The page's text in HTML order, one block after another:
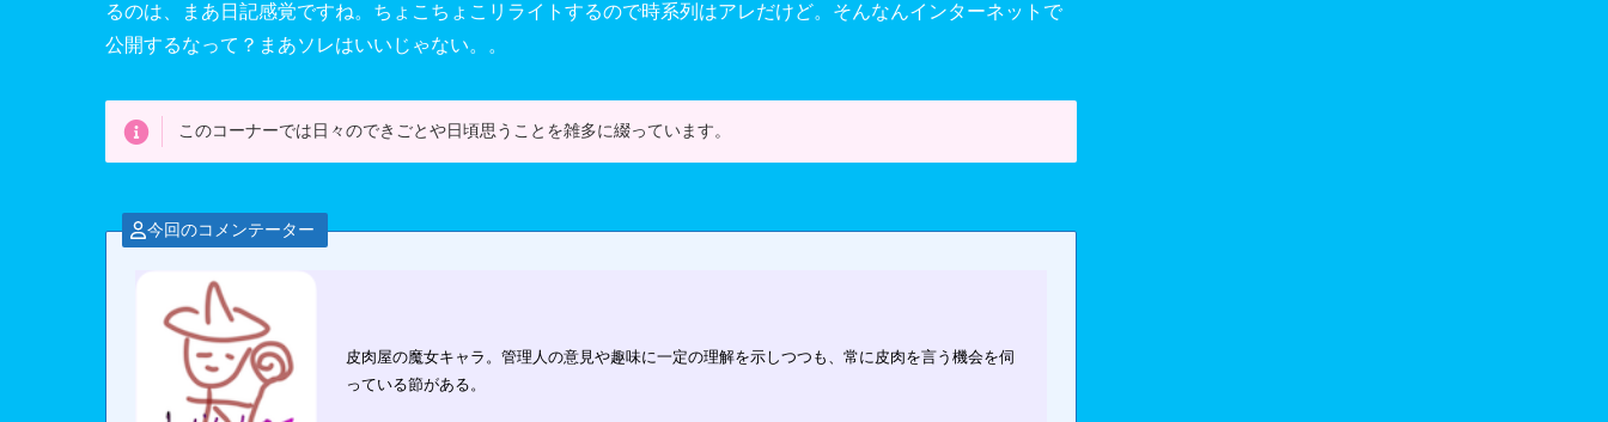
るのは、まあ日記感覚ですね。ちょこちょこリライトするので時系列はアレだけど。そんなんインターネットで
公開するなって？まあソレはいいじゃない。。
このコーナーでは日々のできごとや日頃思うことを雑多に綴っています。
今回のコメンテーター
皮肉屋の魔女キャラ。管理人の意見や趣味に一定の理解を示しつつも、常に皮肉を言う機会を伺
っている節がある。